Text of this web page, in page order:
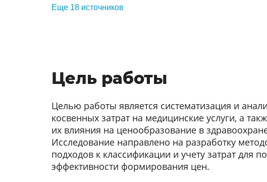
Еще 18 источников
Цель работы
Целью работы является систематизация и
косвенных затрат на медицинские услуги, а
их влияния на ценообразование в
Исследование направлено на разработку
подходов к классификации и учету затрат для
эффективности формирования цен.